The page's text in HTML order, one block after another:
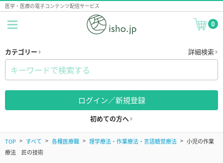
医学・医療の電子コンテンツ配信サービス
0
カテゴリー 詳細検索
ログイン／新規登録
初めての方へ
TOP すべて 各種医療職 理学療法・作業療法・言語聴覚療法
小児の作業
療法 匠の技術